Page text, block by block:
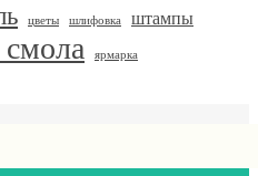
цветы шлифовка штампы
смола ярмарка